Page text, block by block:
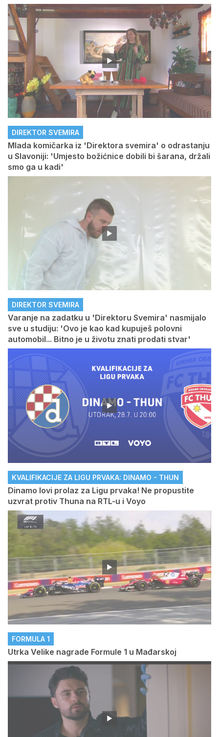
DIREKTOR SVEMIRA
Mlada komičarka iz 'Direktora svemira' o odrastanju
u Slavoniji: 'Umjesto božićnice dobili bi šarana, držali
smo ga u kadi'
DIREKTOR SVEMIRA
Varanje na zadatku u 'Direktoru Svemira' nasmijalo
sve u studiju: 'Ovo je kao kad kupuješ polovni
automobil... Bitno je u životu znati prodati stvar'
KVALIFIKACIJE ZA LIGU PRVAKA: DINAMO - THUN
Dinamo lovi prolaz za Ligu prvaka! Ne propustite
uzvrat protiv Thuna na RTL-u i Voyo
FORMULA 1
Utrka Velike nagrade Formule 1 u Mađarskoj